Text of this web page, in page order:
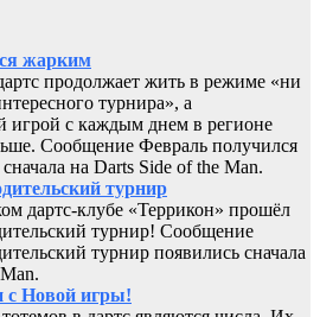
жарким
продолжает жить в режиме «ни
турнира», а
игрой с каждым днем в регионе
Сообщение Февраль получился
на Darts Side of the Man.
турнир
дартс-клубе «Террикон» прошёл
турнир! Сообщение
турнир появились сначала
с Новой игры!